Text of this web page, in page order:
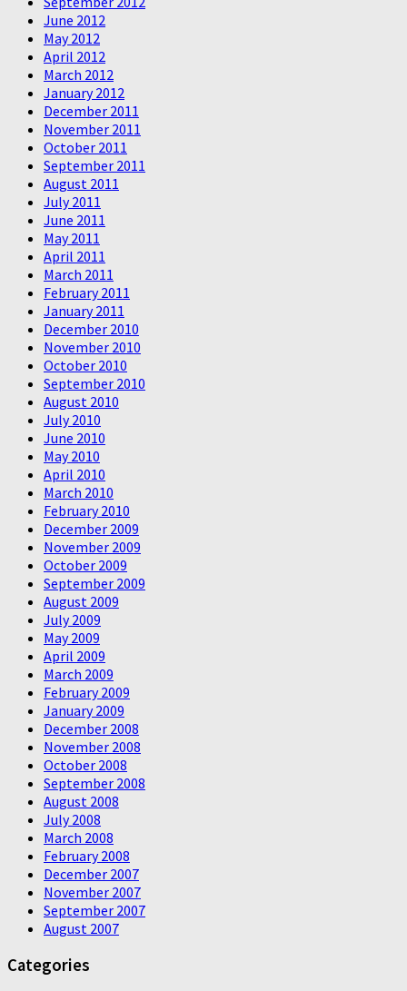
June 2012
May 2012
April 2012
March 2012
January 2012
December 2011
November 2011
October 2011
September 2011
August 2011
July 2011
June 2011
May 2011
April 2011
March 2011
February 2011
January 2011
December 2010
November 2010
October 2010
September 2010
August 2010
July 2010
June 2010
May 2010
April 2010
March 2010
February 2010
December 2009
November 2009
October 2009
September 2009
August 2009
July 2009
May 2009
April 2009
March 2009
February 2009
January 2009
December 2008
November 2008
October 2008
September 2008
August 2008
July 2008
March 2008
February 2008
December 2007
November 2007
September 2007
August 2007
Categories